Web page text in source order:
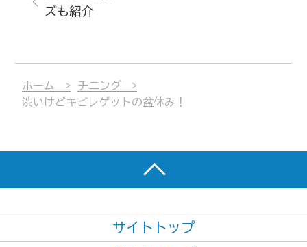
ズも紹介
ホーム
チニング
渋いけどキビレゲットの盆休み！
サイトトップ